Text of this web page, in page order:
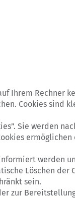
Ihrem Rechner
Cookies sind
Sie werden
werden
Löschen der
sein.
zur